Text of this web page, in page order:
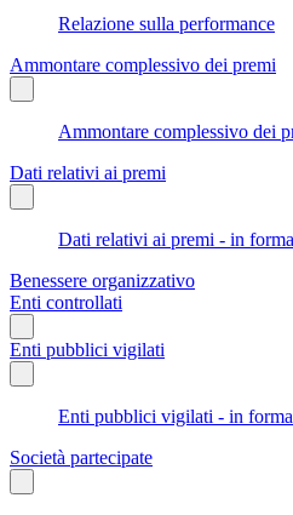
Relazione sulla performance
Ammontare complessivo dei premi
Ammontare complessivo dei
Dati relativi ai premi
Dati relativi ai premi - in
Benessere organizzativo
Enti controllati
Enti pubblici vigilati
Enti pubblici vigilati - in
Società partecipate